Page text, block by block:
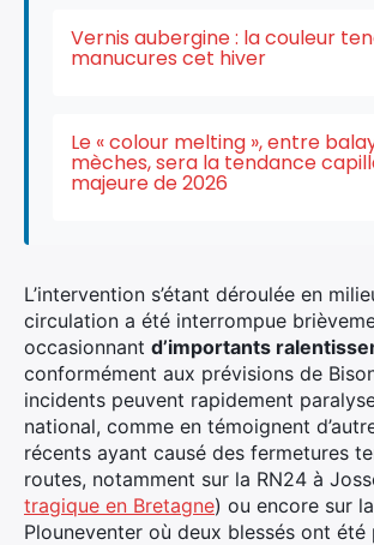
Vernis aubergine : la couleur
manucures cet hiver
Le « colour melting », entre
mèches, sera la tendance
majeure de 2026
L’intervention s’étant déroulée en
circulation a été interrompue
occasionnant d’importants
conformément aux prévisions de
incidents peuvent rapidement
national, comme en témoignent
récents ayant causé des fermetures
routes, notamment sur la RN24 à
tragique en Bretagne) ou encore sur
Plouneventer où deux blessés ont été
Rechercher